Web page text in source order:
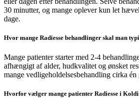
30 minutter, og mange oplever kun let
dage.
Hvor mange Radiesse behandlinger skal man
Mange patienter starter med 2-4
afhængigt af alder, hudkvalitet og ønsket
mange vedligeholdelsesbehandling cirka én
Hvorfor vælger mange patienter Radiesse i